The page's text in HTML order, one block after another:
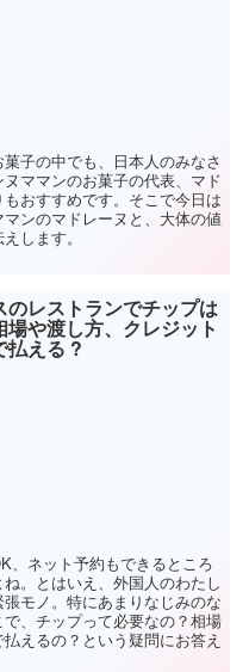
子の中でも、日本人のみなさ
ママンのお菓子の代表、マド
おすすめです。そこで今日は
ンのマドレーヌと、大体の値
します。
のレストランでチップは
場や渡し方、クレジット
払える ?
、ネット予約もできるところ
。とはいえ、外国人のわたし
モノ。特にあまりなじみのな
、チップって必要なの？相場
えるの？という疑問にお答え